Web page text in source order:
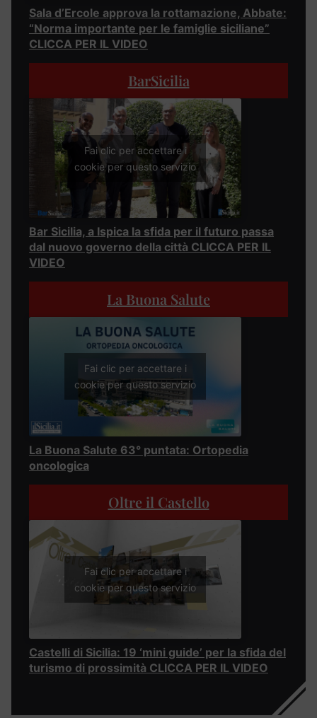
Sala d’Ercole approva la rottamazione, Abbate:
“Norma importante per le famiglie siciliane”
CLICCA PER IL VIDEO
BarSicilia
Fai clic per accettare i
cookie per questo servizio
Bar Sicilia, a Ispica la sfida per il futuro passa
dal nuovo governo della città CLICCA PER IL
VIDEO
La Buona Salute
Fai clic per accettare i
cookie per questo servizio
La Buona Salute 63° puntata: Ortopedia
oncologica
Oltre il Castello
Fai clic per accettare i
cookie per questo servizio
Castelli di Sicilia: 19 ‘mini guide’ per la sfida del
turismo di prossimità CLICCA PER IL VIDEO